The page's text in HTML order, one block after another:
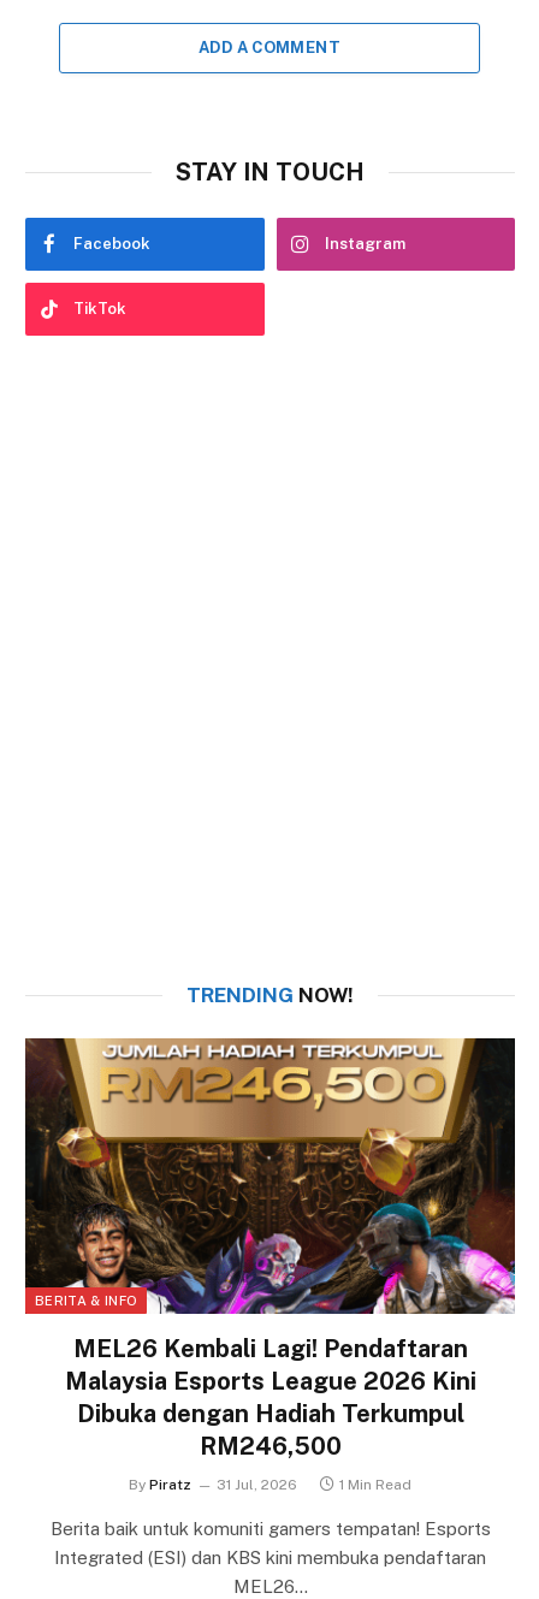
ADD A COMMENT
STAY IN TOUCH
Facebook Instagram
TikTok
TRENDING NOW!
BERITA & INFO
MEL26 Kembali Lagi! Pendaftaran
Malaysia Esports League 2026 Kini
Dibuka dengan Hadiah Terkumpul
RM246,500
By Piratz 31 Jul, 2026 1 Min Read
Berita baik untuk komuniti gamers tempatan! Esports
Integrated (ESI) dan KBS kini membuka pendaftaran
MEL26…